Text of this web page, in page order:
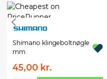
Shimano klingeboltnøgle
mm
45,00 kr.